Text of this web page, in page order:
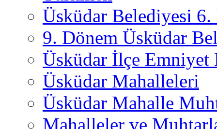
Üsküdar Belediyesi 6.
9. Dönem Üsküdar
Üsküdar İlçe
Üsküdar Mahalleleri
Üsküdar Mahalle
Mahalleler ve